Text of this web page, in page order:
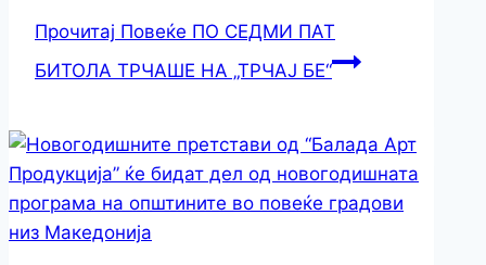
Прочитај Повеќе ПО СЕДМИ ПАТ
БИТОЛА ТРЧАШЕ НА „ТРЧАЈ БЕ“